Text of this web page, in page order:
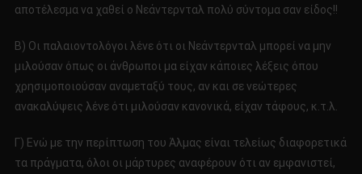
αποτέλεσμα να χαθεί ο Νεάντερνταλ πολύ σύντομα σαν είδος!!
Β) Οι παλαιοντολόγοι λένε ότι οι Νεάντερνταλ μπορεί να μην
μιλούσαν όπως οι άνθρωποι μα είχαν κάποιες λέξεις όπου
χρησιμοποιούσαν αναμεταξύ τους, αν και σε νεώτερες
ανακαλύψεις λένε ότι μιλούσαν κανονικά, είχαν τάφους, κ.τ.λ.
Γ) Ενώ με την περίπτωση του Άλμας είναι τελείως διαφορετικά
τα πράγματα, όλοι οι μάρτυρες αναφέρουν ότι αν εμφανιστεί,